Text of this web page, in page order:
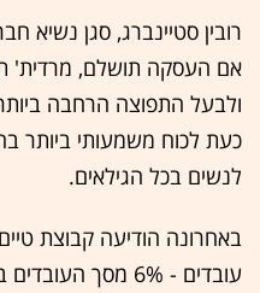
אם העסקה תושלם, מרדית'
ולבעל התפוצה הרחבה
כעת לכוח משמעותי ביותר
לנשים בכל הגילאים.
עובדים - 6% מסך